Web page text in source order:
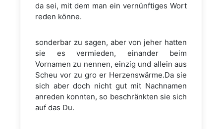
da sei, mit dem man ein vernünftiges Wort
reden könne.
sonderbar zu sagen, aber von jeher hatten
sie es vermieden, einander beim
Vornamen zu nennen, einzig und allein aus
Scheu vor zu gro er Herzenswärme.Da sie
sich aber doch nicht gut mit Nachnamen
anreden konnten, so beschränkten sie sich
auf das Du.